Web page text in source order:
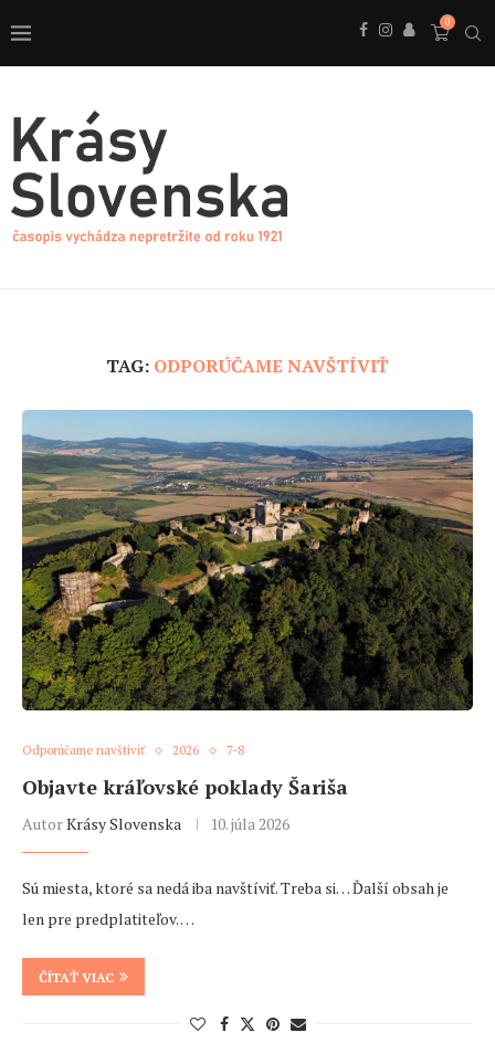
0
TAG: ODPORÚČAME NAVŠTÍVIŤ
Odporúčame navštíviť 2026 7-8
Objavte kráľovské poklady Šariša
AutorKrásy Slovenska 10. júla 2026
Sú miesta, ktoré sa nedá iba navštíviť. Treba si… Ďalší obsah je
len pre predplatiteľov. …
ČÍTAŤ VIAC